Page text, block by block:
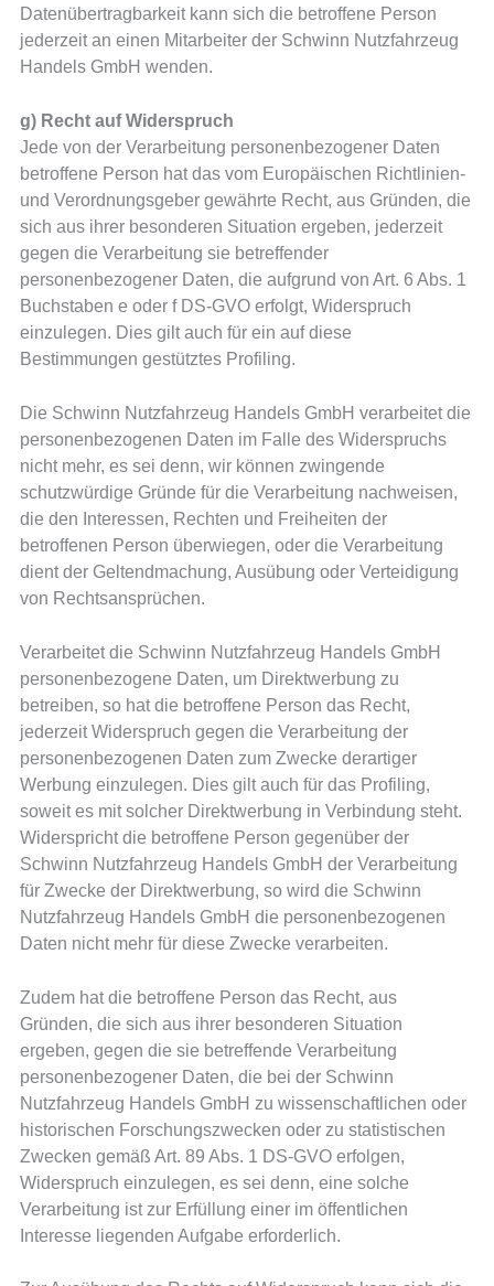
Datenübertragbarkeit kann sich die betroffene Person
jederzeit an einen Mitarbeiter der Schwinn Nutzfahrzeug
Handels GmbH wenden.
g) Recht auf Widerspruch
Jede von der Verarbeitung personenbezogener Daten
betroffene Person hat das vom Europäischen Richtlinien-
und Verordnungsgeber gewährte Recht, aus Gründen, die
sich aus ihrer besonderen Situation ergeben, jederzeit
gegen die Verarbeitung sie betreffender
personenbezogener Daten, die aufgrund von Art. 6 Abs. 1
Buchstaben e oder f DS-GVO erfolgt, Widerspruch
einzulegen. Dies gilt auch für ein auf diese
Bestimmungen gestütztes Profiling.
Die Schwinn Nutzfahrzeug Handels GmbH verarbeitet die
personenbezogenen Daten im Falle des Widerspruchs
nicht mehr, es sei denn, wir können zwingende
schutzwürdige Gründe für die Verarbeitung nachweisen,
die den Interessen, Rechten und Freiheiten der
betroffenen Person überwiegen, oder die Verarbeitung
dient der Geltendmachung, Ausübung oder Verteidigung
von Rechtsansprüchen.
Verarbeitet die Schwinn Nutzfahrzeug Handels GmbH
personenbezogene Daten, um Direktwerbung zu
betreiben, so hat die betroffene Person das Recht,
jederzeit Widerspruch gegen die Verarbeitung der
personenbezogenen Daten zum Zwecke derartiger
Werbung einzulegen. Dies gilt auch für das Profiling,
soweit es mit solcher Direktwerbung in Verbindung steht.
Widerspricht die betroffene Person gegenüber der
Schwinn Nutzfahrzeug Handels GmbH der Verarbeitung
für Zwecke der Direktwerbung, so wird die Schwinn
Nutzfahrzeug Handels GmbH die personenbezogenen
Daten nicht mehr für diese Zwecke verarbeiten.
Zudem hat die betroffene Person das Recht, aus
Gründen, die sich aus ihrer besonderen Situation
ergeben, gegen die sie betreffende Verarbeitung
personenbezogener Daten, die bei der Schwinn
Nutzfahrzeug Handels GmbH zu wissenschaftlichen oder
historischen Forschungszwecken oder zu statistischen
Zwecken gemäß Art. 89 Abs. 1 DS-GVO erfolgen,
Widerspruch einzulegen, es sei denn, eine solche
Verarbeitung ist zur Erfüllung einer im öffentlichen
Interesse liegenden Aufgabe erforderlich.